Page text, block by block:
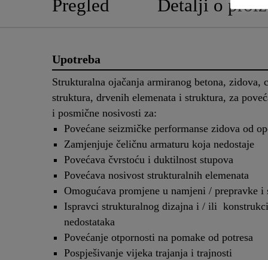
Pregled Detalji o
Upotreba
Strukturalna ojačanja armiranog betona, zidova,
struktura, drvenih elemenata i struktura, za
i posmične nosivosti za:
Povećane seizmičke performanse zidova od
Zamjenjuje čeličnu armaturu koja nedostaje
Povećava čvrstoću i duktilnost stupova
Povećava nosivost strukturalnih elemenata
Omogućava promjene u namjeni / prepravke i
Ispravci strukturalnog dizajna i / ili
nedostataka
Povećanje otpornosti na pomake od potresa
Pospješivanje vijeka trajanja i trajnosti